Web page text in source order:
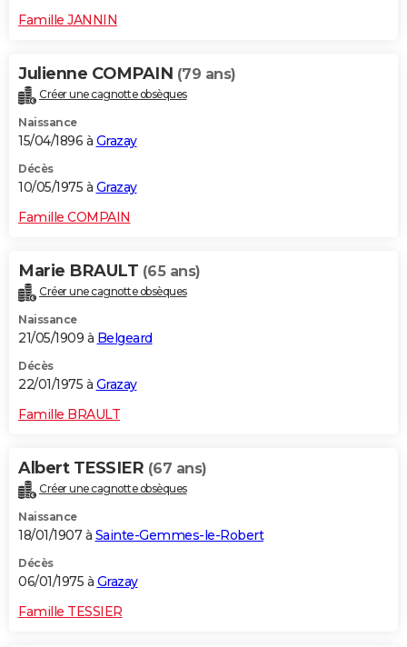
Famille JANNIN
Julienne COMPAIN (79 ans)
Créer une cagnotte obsèques
Naissance
15/04/1896 à Grazay
Décès
10/05/1975 à Grazay
Famille COMPAIN
Marie BRAULT (65 ans)
Créer une cagnotte obsèques
Naissance
21/05/1909 à Belgeard
Décès
22/01/1975 à Grazay
Famille BRAULT
Albert TESSIER (67 ans)
Créer une cagnotte obsèques
Naissance
18/01/1907 à Sainte-Gemmes-le-Robert
Décès
06/01/1975 à Grazay
Famille TESSIER